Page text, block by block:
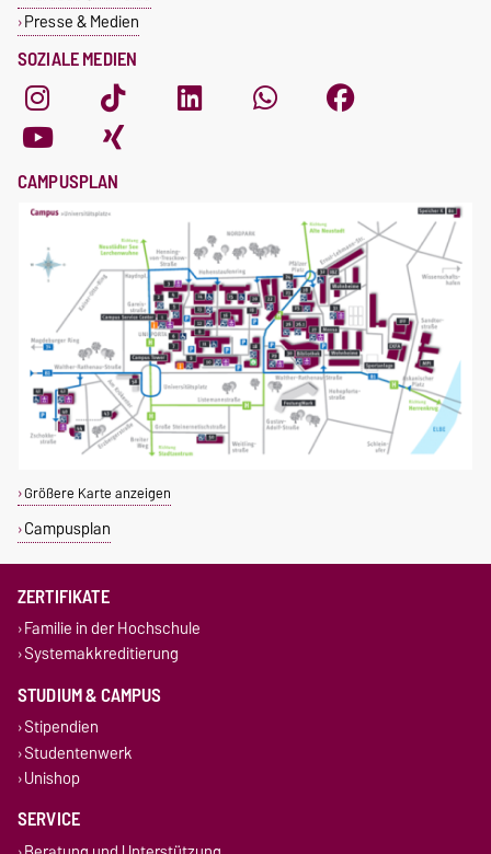
SOZIALE MEDIEN
Presse & Medien
CAMPUSPLAN
Größere Karte anzeigen
Campusplan
ZERTIFIKATE
Familie in der Hochschule
Systemakkreditierung
STUDIUM & CAMPUS
Stipendien
Studentenwerk
Unishop
SERVICE